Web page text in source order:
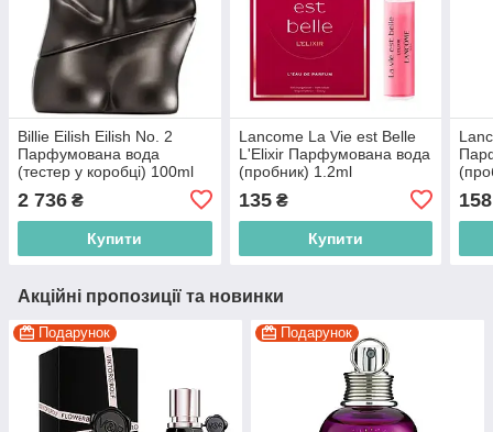
Billie Eilish Eilish No. 2
Парфумована вода
(тестер у коробці) 100ml
2 736 ₴
Купити
Lancome La Vie est Belle
L'Elixir Парфумована вода
(пробник) 1.2ml
135₴
Купити
158
Акційні пропозиції та новинки
Подарунок Подарунок